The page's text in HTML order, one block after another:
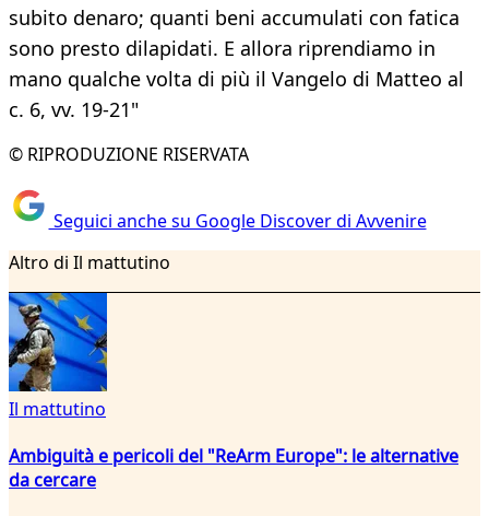
subito denaro; quanti beni accumulati con fatica
sono presto dilapidati. E allora riprendiamo in
mano qualche volta di più il Vangelo di Matteo al
c. 6, vv. 19-21"
© RIPRODUZIONE RISERVATA
Seguici anche su Google Discover di Avvenire
Altro di Il mattutino
Il mattutino
Ambiguità e pericoli del "ReArm Europe": le alternative
da cercare